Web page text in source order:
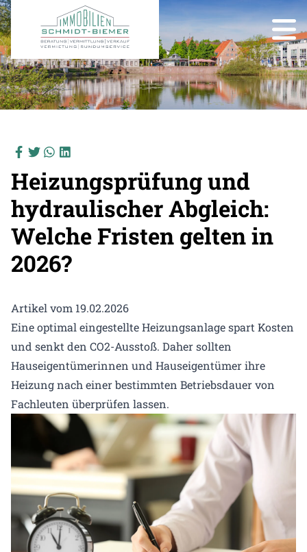
Heizungsprüfung und
hydraulischer Abgleich:
Welche Fristen gelten in
2026?
Artikel vom 19.02.2026
Eine optimal eingestellte Heizungsanlage spart Kosten
und senkt den CO2-Ausstoß. Daher sollten
Hauseigentümerinnen und Hauseigentümer ihre
Heizung nach einer bestimmten Betriebsdauer von
Fachleuten überprüfen lassen.